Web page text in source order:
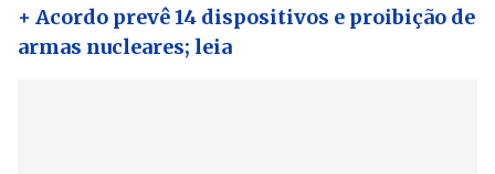
+ Acordo prevê 14 dispositivos e proibição de
armas nucleares; leia